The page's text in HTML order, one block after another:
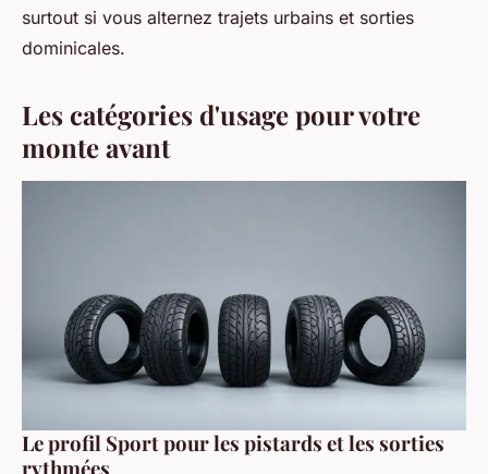
surtout si vous alternez trajets urbains et sorties
dominicales.
Les catégories d'usage pour votre
monte avant
Le profil Sport pour les pistards et les sorties
rythmées